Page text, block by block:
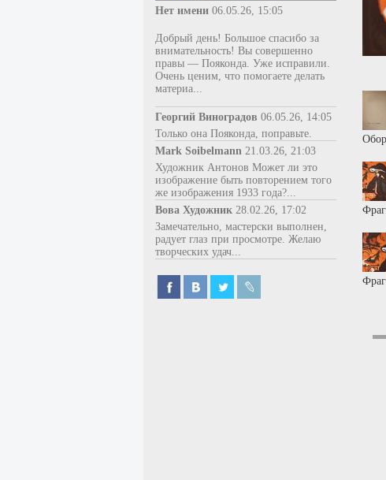
Нет имени 06.05.26, 15:05
Добрый день! Большое спасибо за
внимательность! Вы совершенно
правы — Пояконда. Уже исправили.
Очень ценим, что помогаете делать
материа...
Георгий Виноградов 06.05.26, 14:05
Только она Пояконда, поправьте.
Mark Soibelmann 21.03.26, 21:03
Художник Антонов Может ли это
изображение быть повторением того
же изображения 1933 года?...
Вова Художник 28.02.26, 17:02
Замечательно, мастерски выполнен,
радует глаз при просмотре. Желаю
творческих удач...